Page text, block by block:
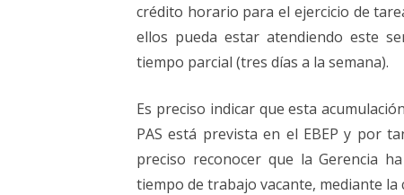
crédito horario para el ejercicio de
ellos pueda estar atendiendo este
tiempo parcial (tres días a la semana).
Es preciso indicar que esta
PAS está prevista en el EBEP y por
preciso reconocer que la Gerencia
tiempo de trabajo vacante, mediante